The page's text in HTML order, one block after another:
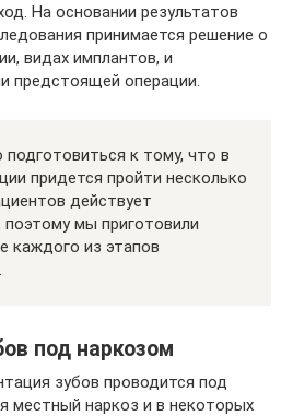
На основании результатов
принимается решение о
видах имплантов, и
предстоящей операции.
к тому, что в
придется пройти несколько
действует
поэтому мы приготовили
каждого из этапов
под наркозом
зубов проводится под
местный наркоз и в некоторых